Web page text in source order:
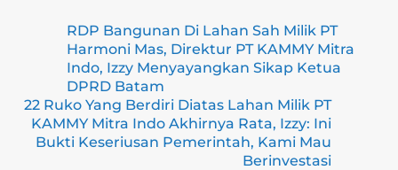
ai
e
gr
a
m
e c
e
b
o
o
at
s
A
p
p
p
y
Li
n
k
ar
e
RDP Bangunan Di Lahan Sah Milik PT
Harmoni Mas, Direktur PT KAMMY Mitra
Indo, Izzy Menyayangkan Sikap Ketua
DPRD Batam
22 Ruko Yang Berdiri Diatas Lahan Milik PT
KAMMY Mitra Indo Akhirnya Rata, Izzy: Ini
Bukti Keseriusan Pemerintah, Kami Mau
Berinvestasi